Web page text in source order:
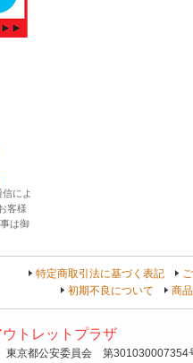
によ
客様
は御
特定商取引法に基づく表記
初期不良について
商
トレットプラザ
東京都公安委員会 第301030007354